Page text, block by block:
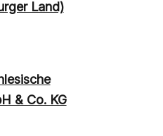
Land)
& Co. KG